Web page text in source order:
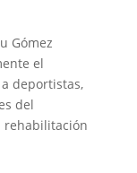
Gómez
el
deportistas,
del
rehabilitación